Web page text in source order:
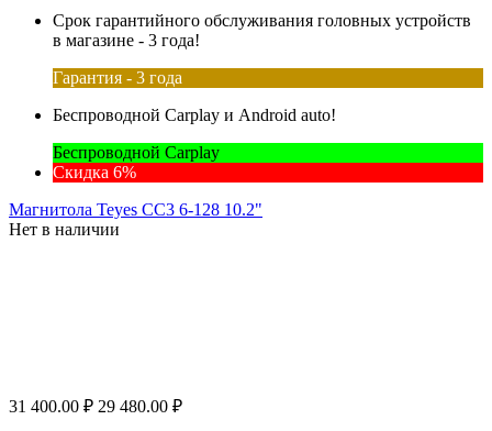
Срок гарантийного обслуживания головных устройств
в магазине - 3 года!
Гарантия - 3 года
Беспроводной Carplay и Android auto!
Беспроводной Carplay
Скидка 6%
Магнитола Teyes CC3 6-128 10.2"
Нет в наличии
31 400.00 ₽ 29 480.00 ₽